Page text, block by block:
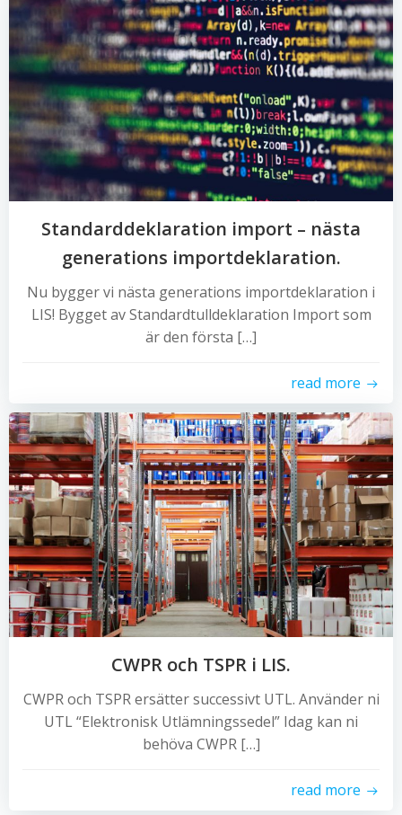
Standarddeklaration import – nästa
generations importdeklaration.
Nu bygger vi nästa generations importdeklaration i
LIS! Bygget av Standardtulldeklaration Import som
är den första […]
read more
CWPR och TSPR i LIS.
CWPR och TSPR ersätter successivt UTL. Använder ni
UTL “Elektronisk Utlämningssedel” Idag kan ni
behöva CWPR […]
read more